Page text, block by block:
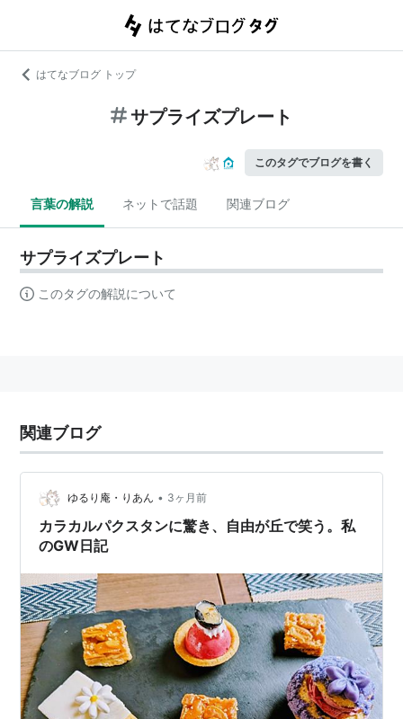
はてなブログ トップ
サプライズプレート
このタグでブログを書く
言葉の解説 ネットで話題 関連ブログ
サプライズプレート
このタグの解説について
関連ブログ
ゆるり庵・りあん • 3ヶ月前
カラカルパクスタンに驚き、自由が丘で笑う。私
のGW日記